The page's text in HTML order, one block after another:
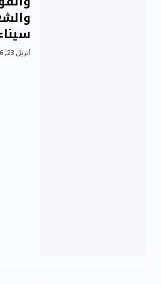
أبريل 23, 2026 4:57 م